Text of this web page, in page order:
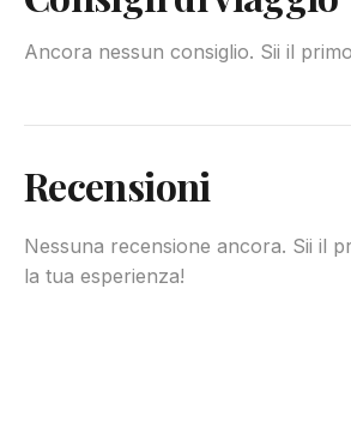
Ancora nessun consiglio. Sii il
Recensioni
Nessuna recensione ancora. Sii il
la tua esperienza!